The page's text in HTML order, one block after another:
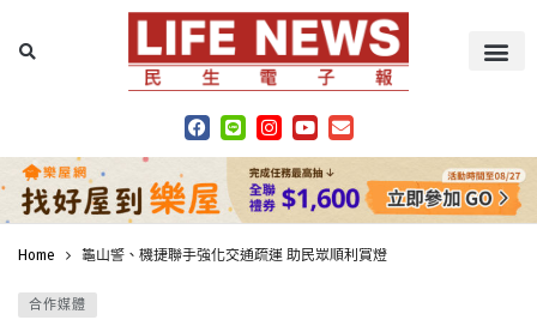
Home 龜山警、機捷聯手強化交通疏運 助民眾順利賞燈
合作媒體